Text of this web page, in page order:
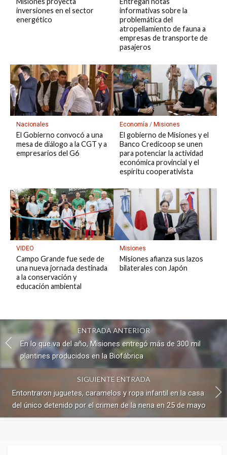
inversiones en el sector
energético
informativas sobre la
problemática del
atropellamiento de fauna a
empresas de transporte de
pasajeros
Nacionales
El Gobierno convocó a una
mesa de diálogo a la CGT y a
empresarios del G6
Economía / Misiones
El gobierno de Misiones y el
Banco Credicoop se unen
para potenciar la actividad
económica provincial y el
espíritu cooperativista
VIDEO
Campo Grande fue sede de
una nueva jornada destinada
a la conservación y
educación ambiental
Misiones
Misiones afianza sus lazos
bilaterales con Japón
ENTRADA ANTERIOR
En lo que va del año, Misiones entregó más de 300 mil
plantines producidos en la Biofábrica
SIGUIENTE ENTRADA
Entontraron juguetes, caramelos y ropa infantil en la casa
del único detenido por el crimen de la nena en 25 de mayo